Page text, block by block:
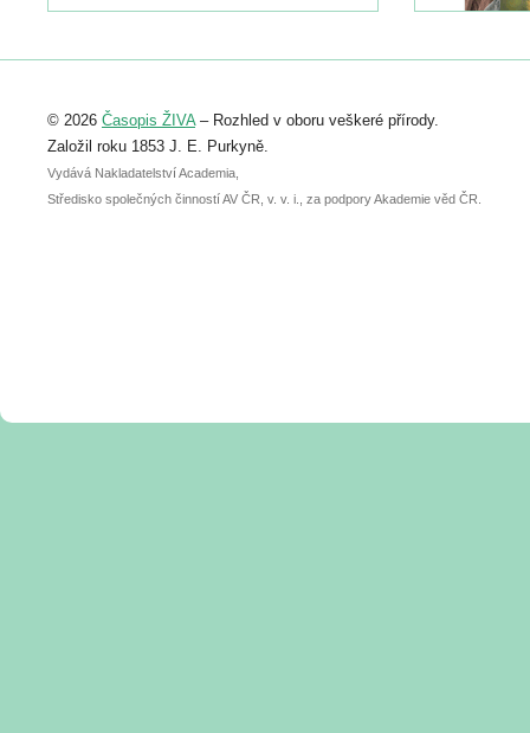
Registrovat se můžete do 6. září.
abstraktu přihlášené přednášky nebo
posteru je už 30. června.
© 2026 Časopis ŽIVA– Rozhled v oboru veškeré přírody.
Založil roku 1853 J. E. Purkyně.
Vydává Nakladatelství Academia,
Středisko společných činností AV ČR, v. v. i., za podpory Akademie věd ČR.